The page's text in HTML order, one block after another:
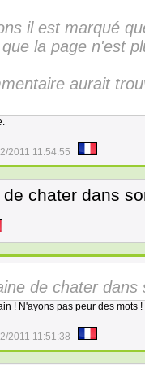
il est marqué
la page n'est
aurait
2011 11:54:55
chater dans
de chater
! N'ayons pas peur des mots !
2011 11:51:38